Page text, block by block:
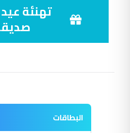
تهنئة
البطاقات